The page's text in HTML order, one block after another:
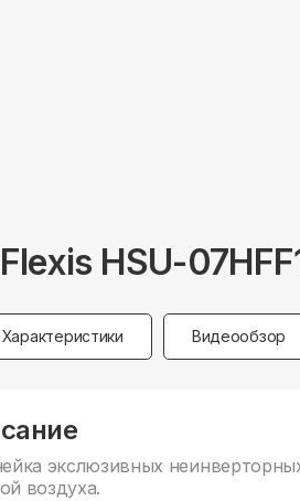
Flexis HSU-
Характеристики Видеообзор
экслюзивных
воздуха.